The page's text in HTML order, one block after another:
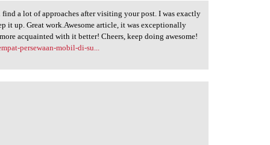
a lot of approaches after visiting your post. I was exactly
it up. Great work.Awesome article, it was exceptionally
acquainted with it better! Cheers, keep doing awesome!
persewaan-mobil-di-su...